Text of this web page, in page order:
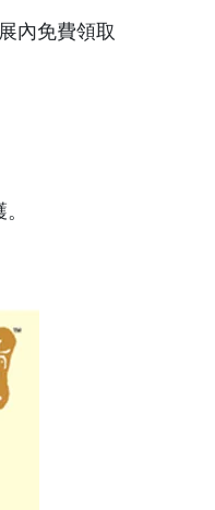
內免費領取